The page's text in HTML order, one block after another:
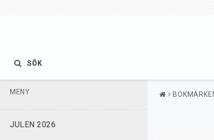
SÖK
MENY
JULEN 2026